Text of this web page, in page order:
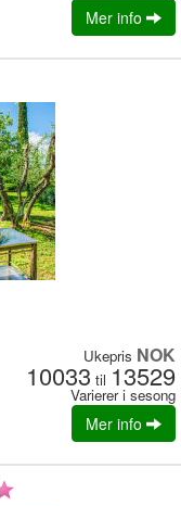
Mer info
Ukepris NOK
10033 til 13529
Varierer i sesong
Mer info